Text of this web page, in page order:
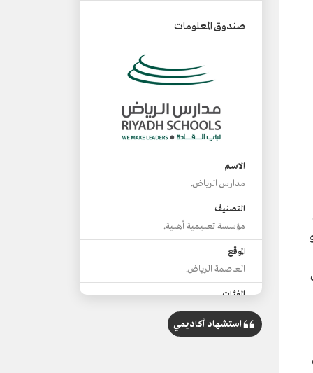
صندوق المعلومات
الاسم
مدارس الرياض.
التصنيف
مؤسسة تعليمية أهلية.
الموقع
العاصمة الرياض.
الفئات
بنين.
بنات.
استشهاد أكاديمي